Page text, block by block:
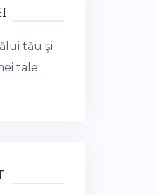
tău şi
tale: